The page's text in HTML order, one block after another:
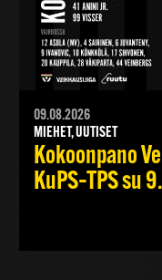
09.08.2026
MIEHET, UUTISET
Kokoonpano
KuPS–TPS su